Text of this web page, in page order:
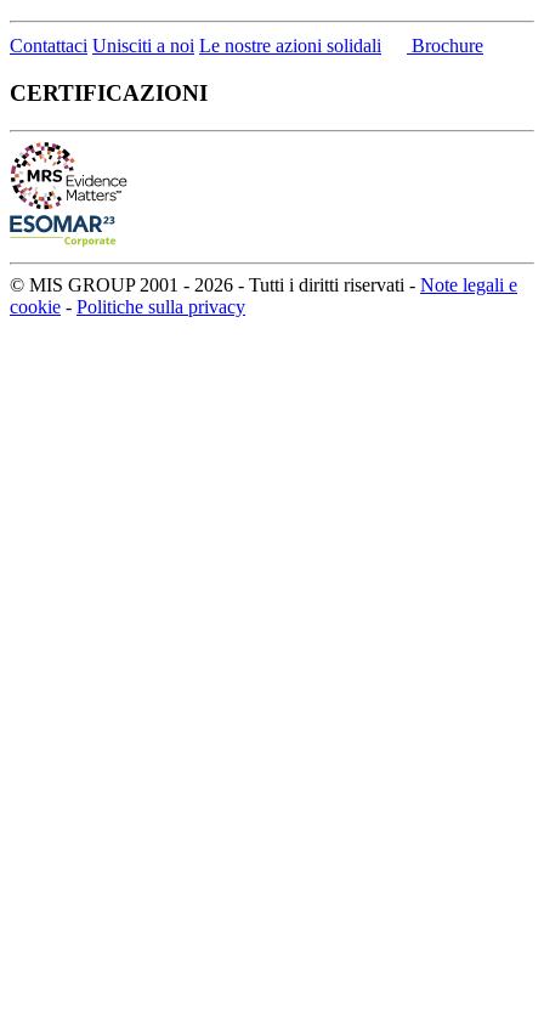
Contattaci Unisciti a noi Le nostre azioni solidali Brochure
CERTIFICAZIONI
© MIS GROUP 2001 - 2026 - Tutti i diritti riservati - Note legali e
cookie - Politiche sulla privacy